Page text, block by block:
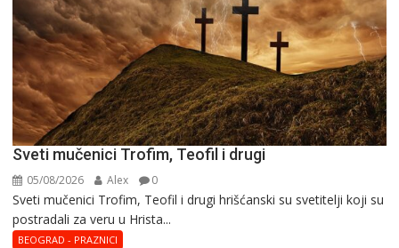
Sveti mučenici Trofim, Teofil i drugi
05/08/2026 Alex 0
Sveti mučenici Trofim, Teofil i drugi hrišćanski su svetitelji koji su
postradali za veru u Hrista...
BEOGRAD - PRAZNICI